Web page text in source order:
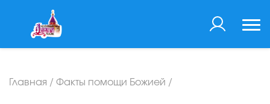
Главная / Факты помощи Божией /